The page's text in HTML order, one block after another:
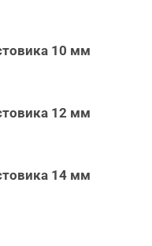
10 мм
12 мм
14 мм